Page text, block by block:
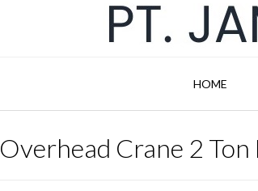
HOME
Overhead Crane 2